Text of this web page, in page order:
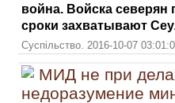
война. Войска северян
сроки захватывают
Суспільство. 2016-10-07
МИД не при
недоразумение